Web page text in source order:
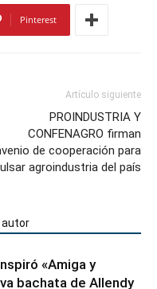
Pinterest
Artículo siguiente
PROINDUSTRIA Y
CONFENAGRO firman
de cooperación para
agroindustria del país
autor
«Amiga y
bachata de Allendy